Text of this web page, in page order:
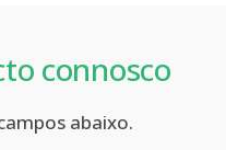
connosco
abaixo.